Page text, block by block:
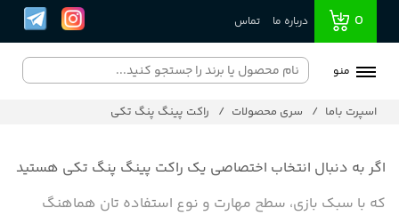
0 درباره ما تماس
منو
اسپرت باما سری محصولات راکت پینگ پنگ تکی
اگر به دنبال انتخاب اختصاصی یک راکت پینگ پنگ تکی هستید
که با سبک بازی، سطح مهارت و نوع استفاده تان هماهنگ